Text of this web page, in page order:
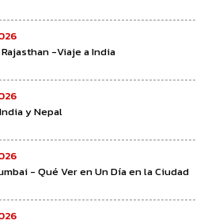
-Viaje a India
y Nepal
- Qué Ver en Un Día en la Ciudad